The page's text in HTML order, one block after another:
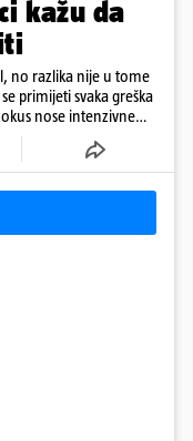
kažu da
no razlika nije u tome
primijeti svaka greška
nose intenzivne